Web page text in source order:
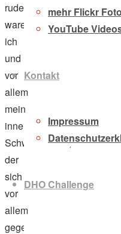
mehr Flickr
YouTube
Kontakt
Impressum
DHO Challenge
rudern,
waren
ich
und
vor
allem
mein
innerer
Schweinehund,
der
sich
vor
allem
gegen